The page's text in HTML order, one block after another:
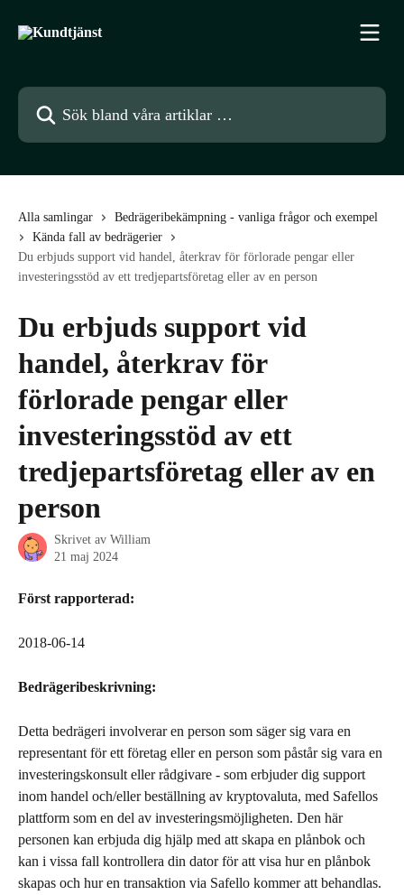
Sök bland våra artiklar …
Alla samlingar
Bedrägeribekämpning - vanliga frågor och exempel
Kända fall av bedrägerier
Du erbjuds support vid handel, återkrav för förlorade pengar eller
investeringsstöd av ett tredjepartsföretag eller av en person
Du erbjuds support vid
handel, återkrav för
förlorade pengar eller
investeringsstöd av ett
tredjepartsföretag eller av en
person
Skrivet av William
21 maj 2024
Först rapporterad:
2018-06-14
Bedrägeribeskrivning:
Detta bedrägeri involverar en person som säger sig vara en
representant för ett företag eller en person som påstår sig vara en
investeringskonsult eller rådgivare - som erbjuder dig support
inom handel och/eller beställning av kryptovaluta, med Safellos
plattform som en del av investeringsmöjligheten. Den här
personen kan erbjuda dig hjälp med att skapa en plånbok och
kan i vissa fall kontrollera din dator för att visa hur en plånbok
skapas och hur en transaktion via Safello kommer att behandlas.